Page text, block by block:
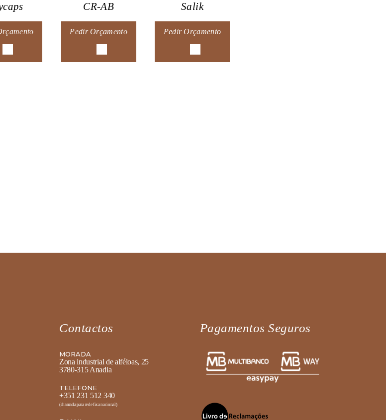
CR-AB
Pedir Orçamento
Salik
Pedir Orçamento
Contactos
MORADA
Zona industrial de alféloas, 25
3780-315 Anadia
TELEFONE
+351 231 512 340
(chamada para rede fixa nacional)
Pagamentos Seguros